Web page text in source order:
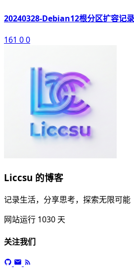
20240328-Debian12根分区扩容记录
161 00
Liccsu 的博客
记录生活，分享思考，探索无限可能
网站运行 1030 天
关注我们